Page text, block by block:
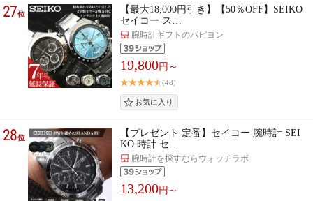
27位
【最大18,000円引き】【50％OFF】SEIKO
セイコー ス…
腕時計ギフトのパピヨン
19,800円～
(48)
28位
【プレゼント 定番】セイコー 腕時計 SEI
KO 時計 セ…
腕時計を探すならウォッチラボ
13,200円～